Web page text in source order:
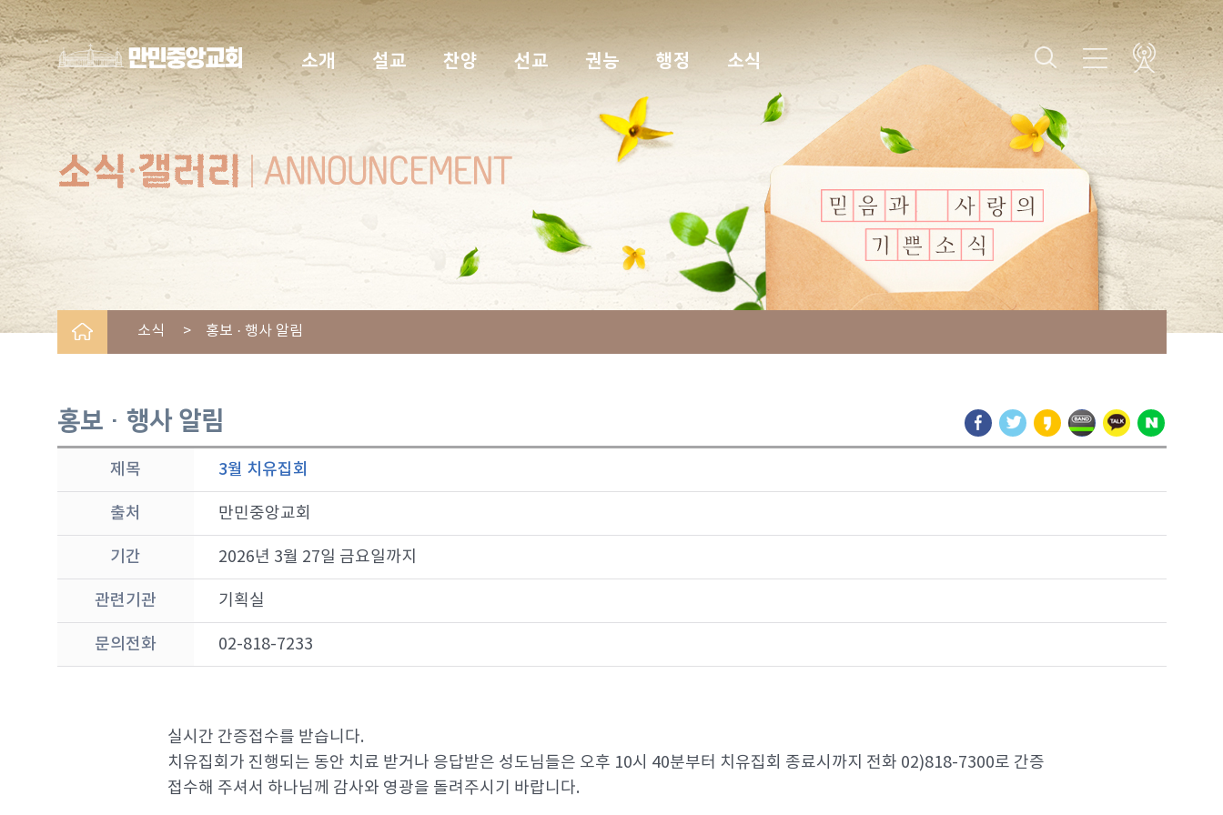
소개 설교 찬양 선교 권능 행정 소식
소식 > 홍보 · 행사 알림
홍보 · 행사 알림
제목 3월 치유집회
출처 만민중앙교회
기간 2026년 3월 27일 금요일까지
관련기관 기획실
문의전화 02-818-7233
실시간 간증접수를 받습니다.
치유집회가 진행되는 동안 치료 받거나 응답받은 성도님들은 오후 10시 40분부터 치유집회 종료시까지 전화 02)818-7300로 간증
접수해 주셔서 하나님께 감사와 영광을 돌려주시기 바랍니다.